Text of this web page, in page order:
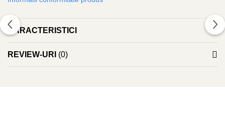
POLICE
instrument.
CARACTERISTICI
REVIEW-URI (0)